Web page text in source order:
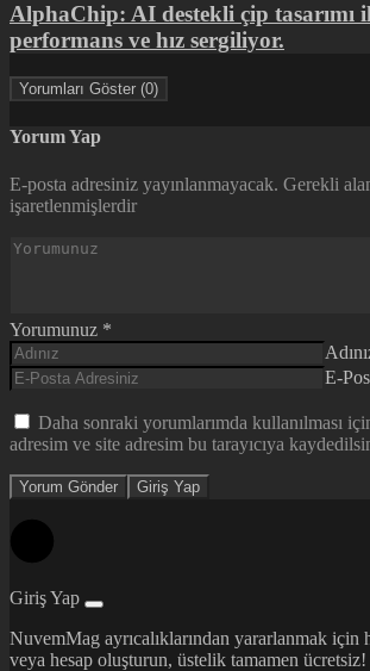
AlphaChip: AI destekli çip tasarımı
performans ve hız sergiliyor.
Yorumları Göster (0)
Yorum Yap
E-posta adresiniz yayınlanmayacak. Gerekli
işaretlenmişlerdir
Yorumunuz *
E-
Daha sonraki yorumlarımda kullanılması
adresim ve site adresim bu tarayıcıya
Yorum Gönder Giriş Yap
Giriş Yap
NuvemMag ayrıcalıklarından yararlanmak için
veya hesap oluşturun, üstelik tamamen ücretsiz!